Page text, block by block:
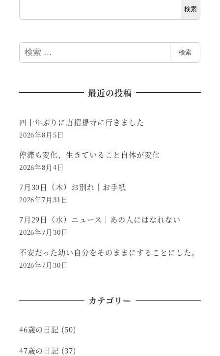
検索
検
索
検索
最近の投稿
四十年ぶりに唐招提寺に行きました
2026年8月5日
停滞も変化、生きていること自体が変化
2026年8月4日
7月30日（木）お別れ｜お手紙
2026年7月31日
7月29日（水）ニュース｜あの人にはなれない
2026年7月30日
不安だった幼い自分をそのままにすることにした。
2026年7月30日
カテゴリー
46歳の日記 (50)
47歳の日記 (37)